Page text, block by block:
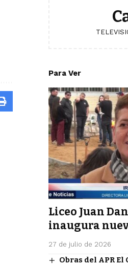
Para Ver
Liceo Juan
inaugura
27 de julio de 2026
Obras del APR